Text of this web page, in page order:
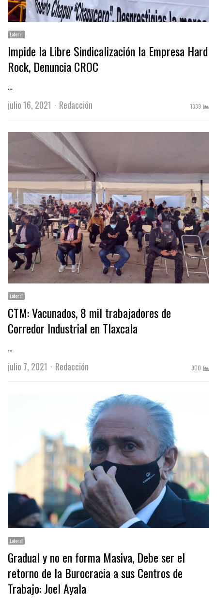
Laboral
Impide la Libre Sindicalización la Empresa Hard
Rock, Denuncia CROC
…
julio 16, 2021
Author
Redacción 1339
Laboral
CTM: Vacunados, 8 mil trabajadores de
Corredor Industrial en Tlaxcala
…
julio 7, 2021
Author
Redacción 900
Laboral
Gradual y no en forma Masiva, Debe ser el
retorno de la Burocracia a sus Centros de
Trabajo: Joel Ayala